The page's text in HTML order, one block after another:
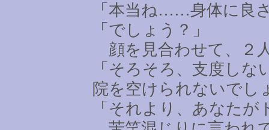
「本当ね……身体に良
「でしょう？」
顔を見合わせて、２
「そろそろ、支度し
院を空けられないでし
「それより、あなた